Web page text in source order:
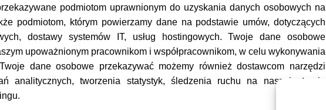
podmiotom uprawnionym do uzyskania danych osobowych na
podmiotom, którym powierzamy dane na podstawie umów, dotyczących
dostawy systemów IT, usług hostingowych. Twoje dane osobowe
upoważnionym pracownikom i współpracownikom, w celu wykonywania
dane osobowe przekazywać możemy również dostawcom narzędzi
analitycznych, tworzenia statystyk, śledzenia ruchu na naszej stronie